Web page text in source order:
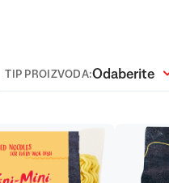
TIP PROIZVODA:Odaberite